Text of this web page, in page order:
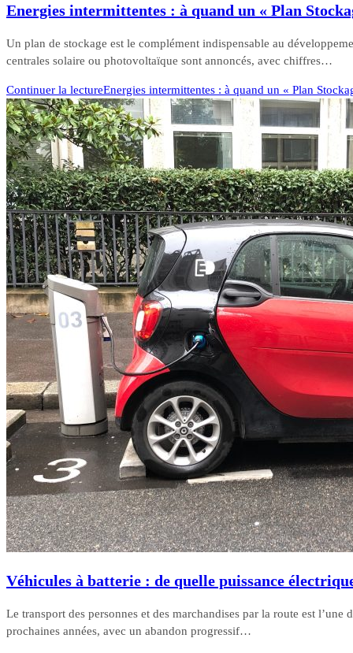
Energies intermittentes : à quand un « Plan
Un plan de stockage est le complément indispensable au
centrales solaire ou photovoltaïque sont annoncés, avec chiffres…
Continuer la lectureEnergies intermittentes : à quand un « Plan
Véhicules à batterie : de quelle puissance
Le transport des personnes et des marchandises par la route est
prochaines années, avec un abandon progressif…